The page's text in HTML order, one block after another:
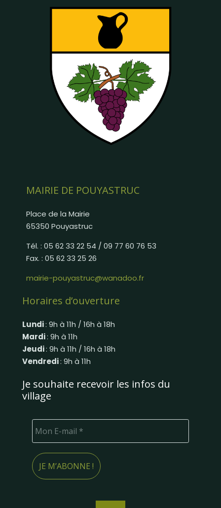
MAIRIE DE POUYASTRUC
Place de la Mairie
65350 Pouyastruc
Tél. : 05 62 33 22 54 / 09 77 60 76 53
Fax. : 05 62 33 25 26
mairie-pouyastruc@wanadoo.fr
Horaires d’ouverture
Lundi: 9h à 11h / 16h à 18h
Mardi: 9h à 11h
Jeudi: 9h à 11h / 16h à 18h
Vendredi: 9h à 11h
Je souhaite recevoir les infos du
village